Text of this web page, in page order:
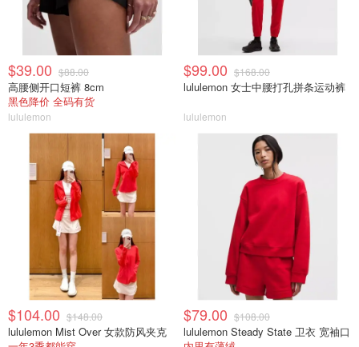
$39.00 $88.00
高腰侧开口短裤 8cm
黑色降价 全码有货
lululemon
$99.00 $168.00
lululemon 女士中腰打孔拼条运动裤
lululemon
$104.00 $148.00
lululemon Mist Over 女款防风夹克
$79.00 $108.00
lululemon Steady State 卫衣 宽袖口